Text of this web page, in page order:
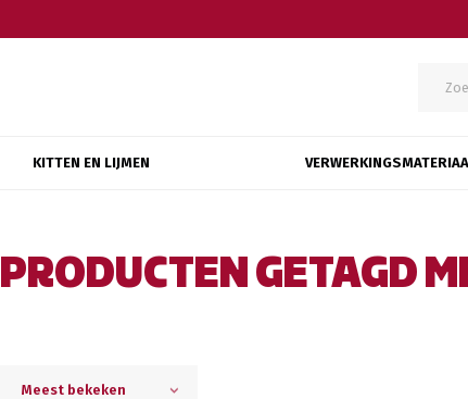
KITTEN EN LIJMEN
PRODUCTEN GETAGD
Meest bekeken